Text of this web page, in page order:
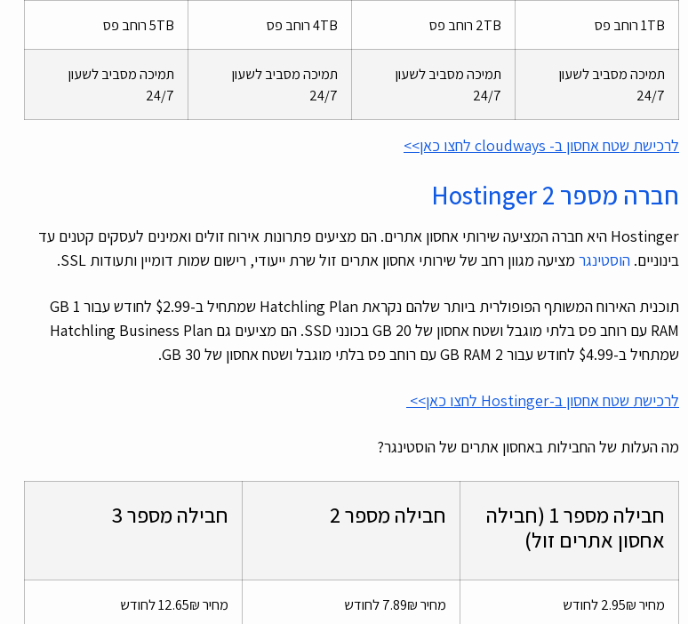
1TB רוחב פס 2TB רוחב פס 4TB רוחב פס 5TB רוחב פס
תמיכה מסביב לשעון
24/7
תמיכה מסביב לשעון
24/7
תמיכה מסביב לשעון
24/7
תמיכה מסביב לשעון
24/7
לרכישת שטח אחסון ב- cloudways לחצו כאן>>
חברה מספר 2 Hostinger
Hostinger היא חברה המציעה שירותי אחסון אתרים. הם מציעים פתרונות אירוח זולים ואמינים לעסקים קטנים עד
בינוניים. הוסטינגר מציעה מגוון רחב של שירותי אחסון אתרים זול שרת ייעודי, רישום שמות דומיין ותעודות SSL.
תוכנית האירוח המשותף הפופולרית ביותר שלהם נקראת Hatchling Plan שמתחיל ב-$2.99 ​​לחודש עבור 1 GB
RAM עם רוחב פס בלתי מוגבל ושטח אחסון של 20 GB בכונני SSD. הם מציעים גם Hatchling Business Plan
שמתחיל ב-$4.99 לחודש עבור 2 GB RAM עם רוחב פס בלתי מוגבל ושטח אחסון של 30 GB.
לרכישת שטח אחסון ב-Hostinger לחצו כאן>>
מה העלות של החבילות באחסון אתרים של הוסטינגר?
חבילה מספר 1 (חבילה
אחסון אתרים זול)
חבילה מספר 2 חבילה מספר 3
מחיר 2.95₪ לחודש מחיר 7.89₪ לחודש מחיר 12.65₪ לחודש